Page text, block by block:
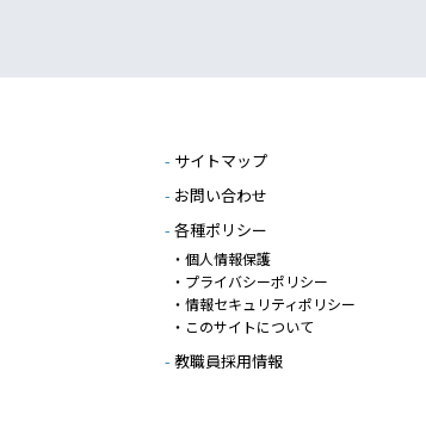
- サイトマップ
- お問い合わせ
- 各種ポリシー
・個人情報保護
・プライバシーポリシー
・情報セキュリティポリシー
・このサイトについて
- 教職員採用情報